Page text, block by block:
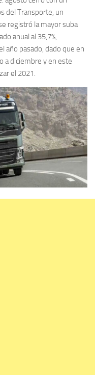
del Transporte, un
registró la mayor suba
anual al 35,7%,
año pasado, dado que en
a diciembre y en este
el 2021.